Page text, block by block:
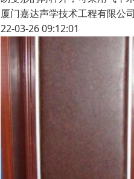
厦门嘉达声学技术工程有限公司
22-03-26 09:12:01